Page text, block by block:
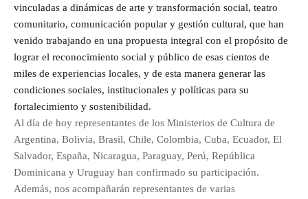
vinculadas a dinámicas de arte y transformación social, teatro
comunitario, comunicación popular y gestión cultural, que han
venido trabajando en una propuesta integral con el propósito de
lograr el reconocimiento social y público de esas cientos de
miles de experiencias locales, y de esta manera generar las
condiciones sociales, institucionales y políticas para su
fortalecimiento y sostenibilidad.
Al día de hoy representantes de los Ministerios de Cultura de
Argentina, Bolivia, Brasil, Chile, Colombia, Cuba, Ecuador, El
Salvador, España, Nicaragua, Paraguay, Perú, República
Dominicana y Uruguay han confirmado su participación.
Además, nos acompañarán representantes de varias